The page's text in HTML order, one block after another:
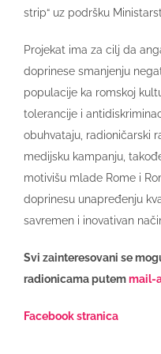
strip“ uz podršku
Projekat ima za cilj da
doprinese smanjenju
populacije ka romskoj
tolerancije i
obuhvataju, radioničarski
medijsku kampanju,
motivišu mlade Rome i
doprinesu unapređenju
savremen i inovativan
Svi zainteresovani se
radionicama putemmail-
Facebook stranica